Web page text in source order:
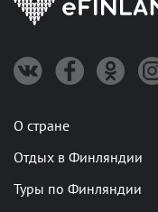
О стране
Отдых в Финляндии
Туры по Финляндии